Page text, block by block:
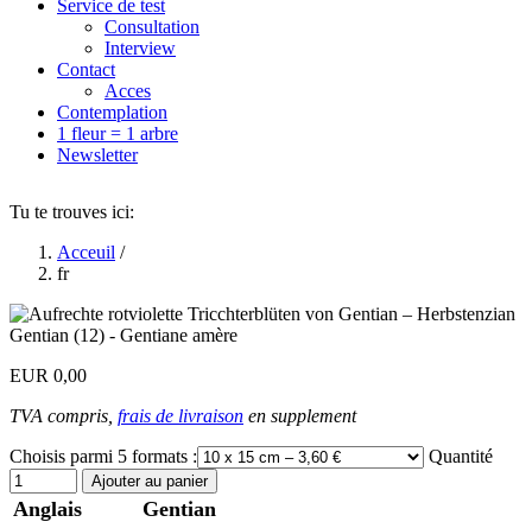
Service de test
Consultation
Interview
Contact
Acces
Contemplation
1 fleur = 1 arbre
Newsletter
Tu te trouves ici:
Acceuil /
fr
Gentian (12) - Gentiane amère
EUR 0,00
TVA compris, frais de livraison en supplement
Choisis parmi 5 formats :
Quantité
Anglais
Gentian